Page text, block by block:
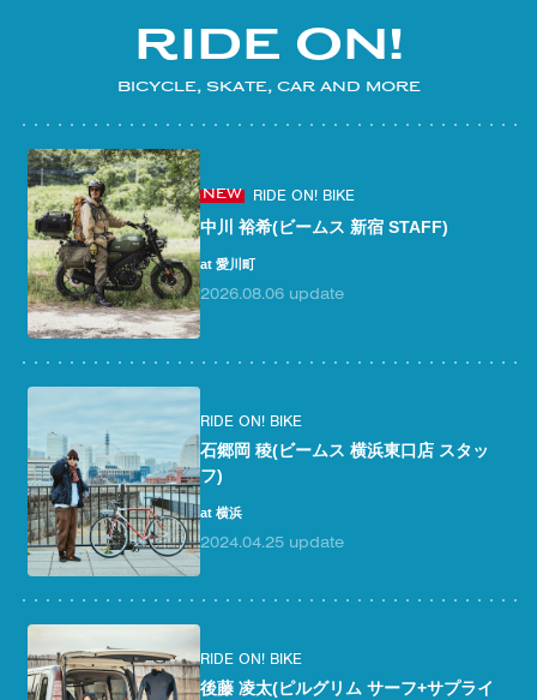
RIDE ON!
BICYCLE, SKAT E, CAR AND MORE
NEW RIDE ON! BIKE
中川 裕希(ビームス 新宿 STAFF)
at 愛川町
2026.08.06 update
RIDE ON! BIKE
石郷岡 稜(ビームス 横浜東口店 スタッ
フ)
at 横浜
2024.04.25 update
RIDE ON! BIKE
後藤 凌太(ピルグリム サーフ+サプライ